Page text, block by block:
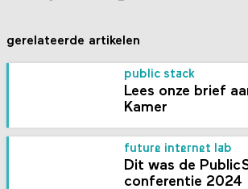
gerelateerde artikelen
public stack
Lees onze brief
Kamer
future internet lab
Dit was de
conferentie 2024